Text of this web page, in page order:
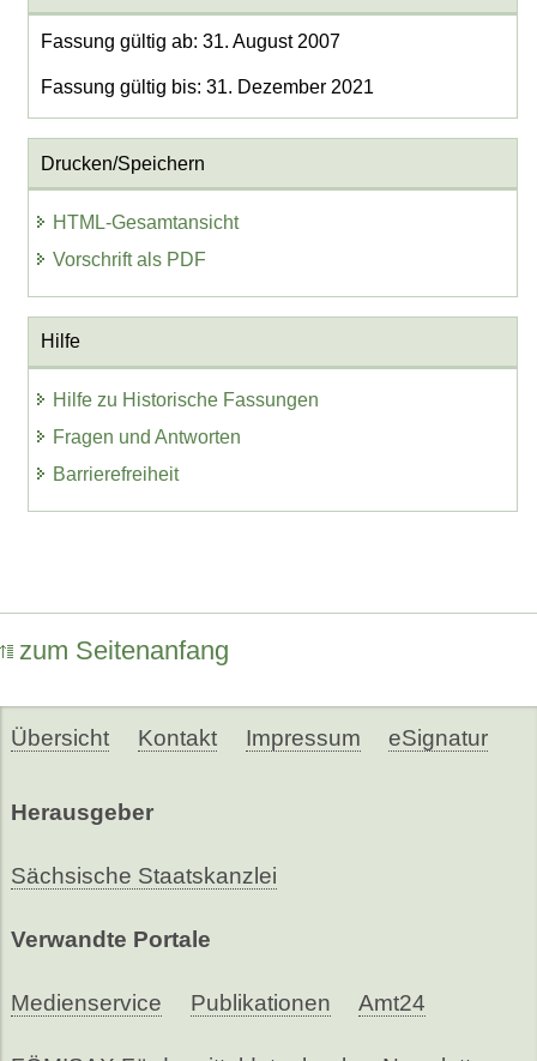
Fassung gültig ab: 31. August 2007
Fassung gültig bis: 31. Dezember 2021
Drucken/Speichern
HTML-Gesamtansicht
Vorschrift als PDF
Hilfe
Hilfe zu Historische Fassungen
Fragen und Antworten
Barrierefreiheit
zum Seitenanfang
Übersicht Kontakt Impressum eSignatur
Herausgeber
Sächsische Staatskanzlei
Verwandte Portale
Medienservice Publikationen Amt24